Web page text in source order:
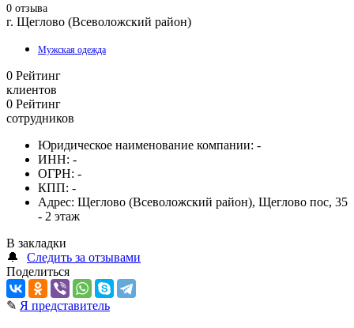
0 отзыва
г. Щеглово (Всеволожский район)
Мужская одежда
0 Рейтинг
клиентов
0 Рейтинг
сотрудников
Юридическое наименование компании: -
ИНН: -
ОГРН: -
КПП: -
Адрес: Щеглово (Всеволожский район), Щеглово пос, 35
- 2 этаж
В закладки
🔔
Следить за отзывами
Поделиться
✎ Я представитель